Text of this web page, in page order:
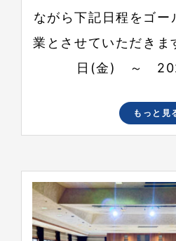
ながら下記日程をゴー
業とさせていただき
日(金) ～
もっと見